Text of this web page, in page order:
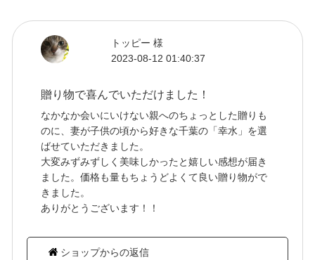
トッピー 様
2023-08-12 01:40:37
贈り物で喜んでいただけました！
なかなか会いにいけない親へのちょっとした贈りも
のに、妻が子供の頃から好きな千葉の「幸水」を選
ばせていただきました。
大変みずみずしく美味しかったと嬉しい感想が届き
ました。価格も量もちょうどよくて良い贈り物がで
きました。
ありがとうございます！！
ショップからの返信